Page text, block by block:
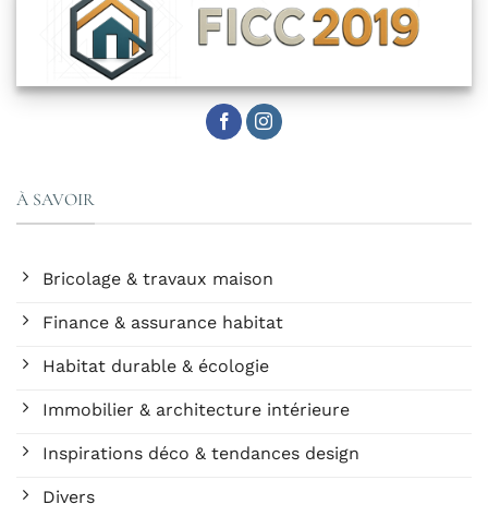
À SAVOIR
Bricolage & travaux maison
Finance & assurance habitat
Habitat durable & écologie
Immobilier & architecture intérieure
Inspirations déco & tendances design
Divers